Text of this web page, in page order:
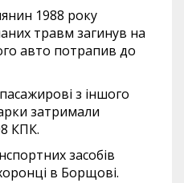
1988 року
травм загинув на
авто потрапив до
з іншого
затримали
КПК.
засобів
в Борщові.